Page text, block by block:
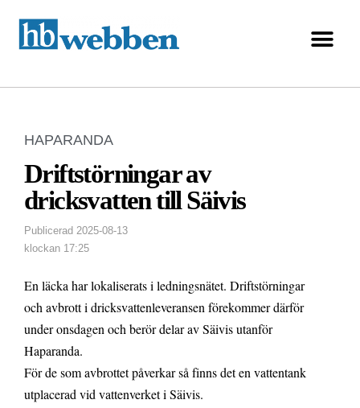
HAPARANDA
Driftstörningar av
dricksvatten till Säivis
Publicerad 2025-08-13
klockan 17:25
En läcka har lokaliserats i ledningsnätet. Driftstörningar
och avbrott i dricksvattenleveransen förekommer därför
under onsdagen och berör delar av Säivis utanför
Haparanda.
För de som avbrottet påverkar så finns det en vattentank
utplacerad vid vattenverket i Säivis.